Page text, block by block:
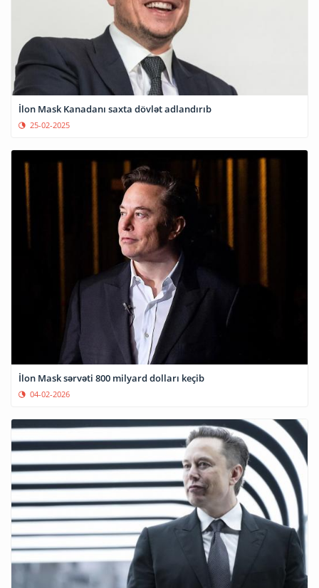
İlon Mask Kanadanı saxta dövlət adlandırıb
25-02-2025
İlon Mask sərvəti 800 milyard dolları keçib
04-02-2026